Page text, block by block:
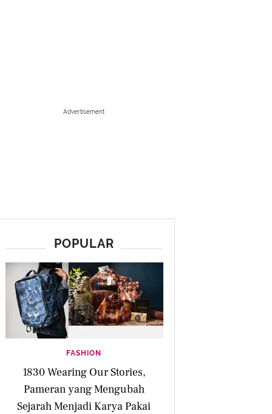
Advertisement
POPULAR
FASHION
1830 Wearing Our Stories,
Pameran yang Mengubah
Sejarah Menjadi Karya Pakai